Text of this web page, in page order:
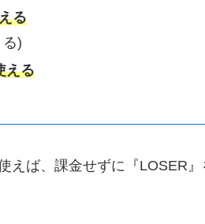
る
)
える
えば、課金せずに『LOSER